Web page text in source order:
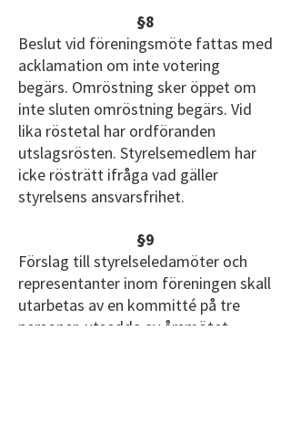
§8
Beslut vid föreningsmöte fattas med
acklamation om inte votering
begärs. Omröstning sker öppet om
inte sluten omröstning begärs. Vid
lika röstetal har ordföranden
utslagsrösten. Styrelsemedlem har
icke rösträtt ifråga vad gäller
styrelsens ansvarsfrihet.
§9
Förslag till styrelseledamöter och
representanter inom föreningen skall
utarbetas av en kommitté på tre
personer, utsedda av årsmötet.